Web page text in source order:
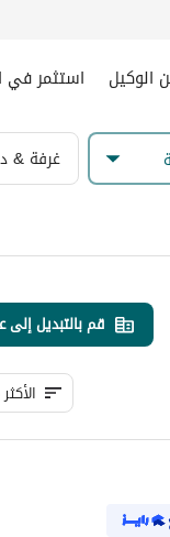
الوكيل استثمر في
غرفة &
قم بالتبديل